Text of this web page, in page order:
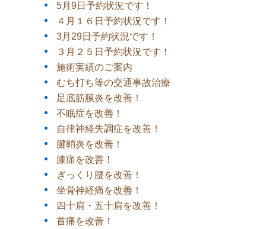
5月9日予約状況です！
４月１６日予約状況です！
3月29日予約状況です！
３月２５日予約状況です！
施術実績のご案内
むち打ち等の交通事故治療
足底筋膜炎を改善！
不眠症を改善！
自律神経失調症を改善！
腱鞘炎を改善！
膝痛を改善！
ぎっくり腰を改善！
坐骨神経痛を改善！
四十肩・五十肩を改善！
首痛を改善！